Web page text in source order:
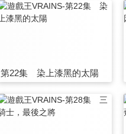
第22集 染上漆黑的太陽